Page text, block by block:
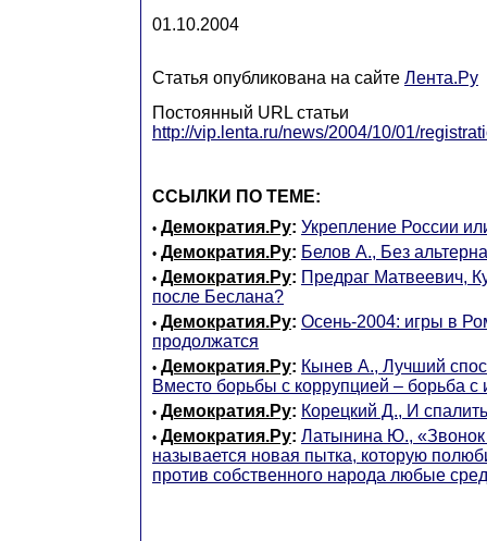
01.10.2004
Статья опубликована на сайте Лента.Ру
Постоянный URL статьи
http://vip.lenta.ru/news/2004/10/01/
ССЫЛКИ ПО ТЕМЕ:
• Демократия.Ру: Укрепление России
• Демократия.Ру: Белов А., Без
• Демократия.Ру: Предраг Матвеевич,
после Беслана?
• Демократия.Ру: Осень-2004: игры в
продолжатся
• Демократия.Ру: Кынев А., Лучший
Вместо борьбы с коррупцией – борьба с
• Демократия.Ру: Корецкий Д., И
• Демократия.Ру: Латынина Ю., «Звонок
называется новая пытка, которую
против собственного народа любые